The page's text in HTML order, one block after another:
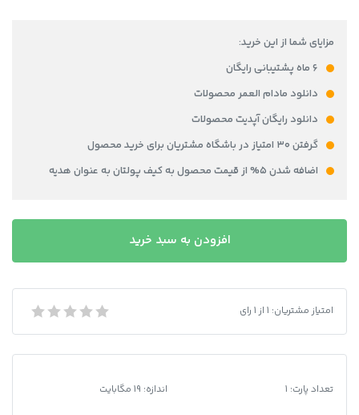
مزایای شما از این خرید:
۶ ماه پشتیبانی رایگان
دانلود مادام العمر محصولات
دانلود رایگان آپدیت محصولات
گرفتن ۳۰ امتیاز در باشگاه مشتریان برای خرید محصول
اضافه شدن ۵% از قیمت محصول به کیف پولتان به عنوان هدیه
باز
برق
کشور
افزودن به سبد خرید
قبض لایه باز برق کشور استونی Estonia
امتیاز مشتریان: 1 از 1 رای
تعداد پارت: 1 اندازه: 19 مگابایت